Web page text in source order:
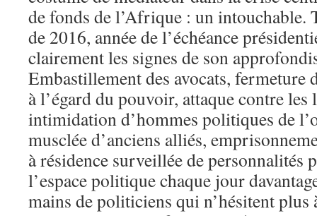
de fonds de l’Afrique : un intouchable.
de 2016, année de l’échéance
clairement les signes de son
Embastillement des avocats,
à l’égard du pouvoir, attaque contre
intimidation d’hommes politiques de
musclée d’anciens alliés,
à résidence surveillée de personnalités
l’espace politique chaque jour
mains de politiciens qui n’hésitent plus